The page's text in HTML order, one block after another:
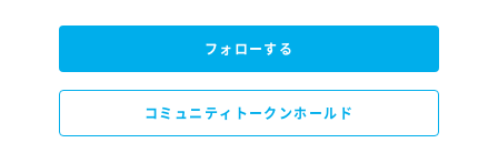
フォローする
コミュニティトークンホールド